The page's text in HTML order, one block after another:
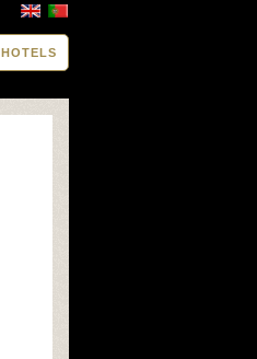
HOTELS